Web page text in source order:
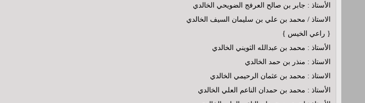
الأستاذ : جابر بن صالح العرفج الضويحي الخالدي
الاستاذ / محمد بن علي بن سليمان السيف الخالدي
{ راعي الخيس }
الأستاذ : محمد بن عبدالله الثويني الخالدي
الاستاذ : منذر بن حمد الخالدي
الاستاذ : محمد بن عثمان الرحيمي الخالدي
الأستاذ : محمد بن حمدان الناعم العلي الخالدي